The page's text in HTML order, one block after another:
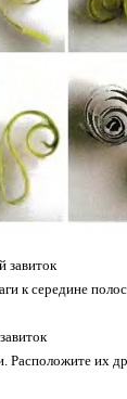
завиток
к середине
Расположите их